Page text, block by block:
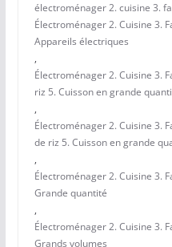
électroménager 2. cuisine 3.
Électroménager 2. Cuisine 3.
Appareils électriques
,
Électroménager 2. Cuisine 3.
riz 5. Cuisson en grande
,
Électroménager 2. Cuisine 3.
de riz 5. Cuisson en grande
,
Électroménager 2. Cuisine 3.
Grande quantité
,
Électroménager 2. Cuisine 3.
Grands volumes